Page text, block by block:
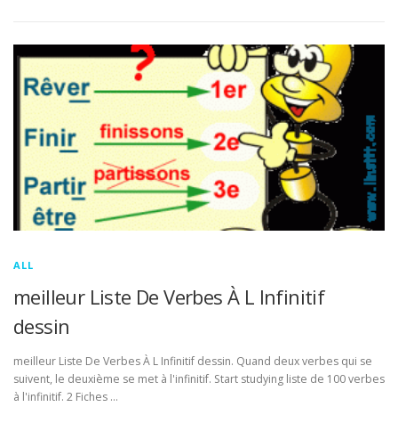
ALL
meilleur Liste De Verbes À L Infinitif
dessin
meilleur Liste De Verbes À L Infinitif dessin. Quand deux verbes qui se
suivent, le deuxième se met à l'infinitif. Start studying liste de 100 verbes
à l'infinitif. 2 Fiches …